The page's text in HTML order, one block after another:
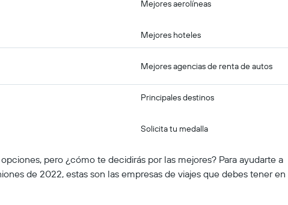
Mejores aerolíneas
Mejores hoteles
Mejores agencias de renta de autos
Principales destinos
Solicita tu medalla
pero ¿cómo te decidirás por las mejores? Para ayudarte a
de 2022, estas son las empresas de viajes que debes tener en